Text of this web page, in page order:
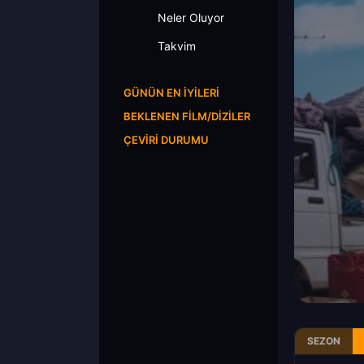
Neler Oluyor
Takvim
GÜNÜN EN İYILERI
BEKLENEN FILM/DIZILER
ÇEVIRI DURUMU
SEZON